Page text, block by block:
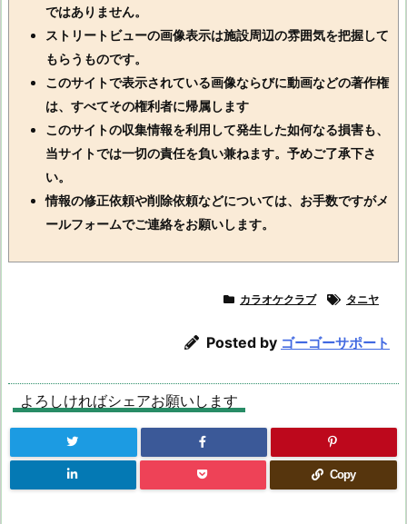
ではありません。
ストリートビューの画像表示は施設周辺の雰囲気を把握して
もらうものです。
このサイトで表示されている画像ならびに動画などの著作権
は、すべてその権利者に帰属します
このサイトの収集情報を利用して発生した如何なる損害も、
当サイトでは一切の責任を負い兼ねます。予めご了承下さ
い。
情報の修正依頼や削除依頼などについては、お手数ですがメ
ールフォームでご連絡をお願いします。
カラオケクラブ タニヤ
Posted by ゴーゴーサポート
よろしければシェアお願いします
Copy